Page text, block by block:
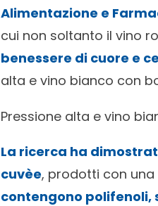
Alimentazione e
cui non soltanto il vino
benessere di cuore e
alta e vino bianco con
Pressione alta e vino
La ricerca ha
cuvèe, prodotti con
contengono polifenoli,